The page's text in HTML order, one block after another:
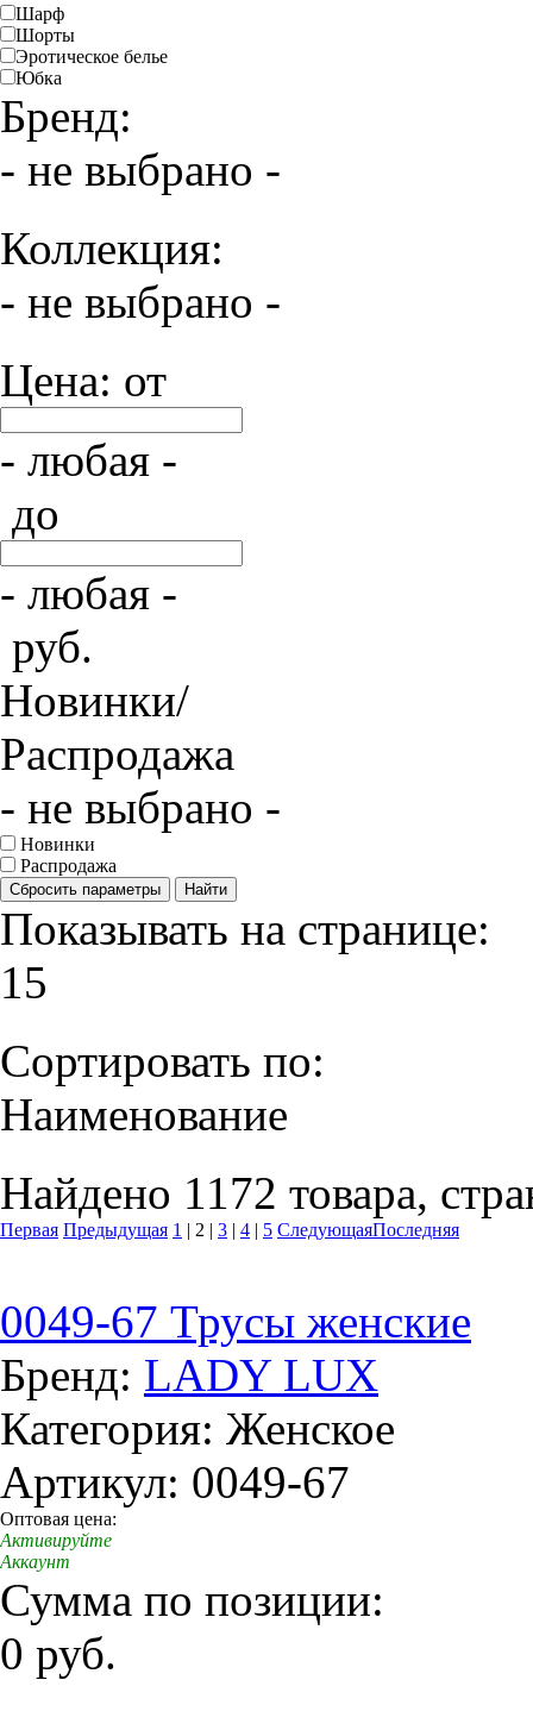
Шарф
Шорты
Эротическое белье
Юбка
Бренд:
- не выбрано -
Коллекция:
- не выбрано -
Цена: от
- любая -
до
- любая -
руб.
Новинки/
Распродажа
- не выбрано -
Новинки
Распродажа
Сбросить параметры Найти
Показывать на странице:
15
Сортировать по:
Наименование
Найдено 1172 товара,
Первая Предыдущая 1 | 2 | 3 | 4 | 5 СледующаяПоследняя
0049-67 Трусы женские
Бренд: LADY LUX
Категория: Женское
Артикул: 0049-67
Оптовая цена:
Активируйте
Аккаунт
Сумма по позиции:
0 руб.